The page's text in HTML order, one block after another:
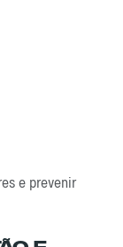
e prevenir